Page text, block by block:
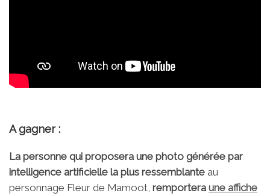
A gagner :
La personne qui proposera une photo générée par
intelligence artificielle la plus ressemblante au
personnage Fleur de Mamoot, remportera une affiche